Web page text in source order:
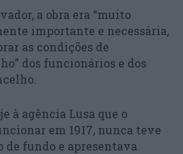
a obra era “muito
importante e necessária,
as condições de
dos funcionários e dos
à agência Lusa que o
em 1917, nunca teve
fundo e apresentava